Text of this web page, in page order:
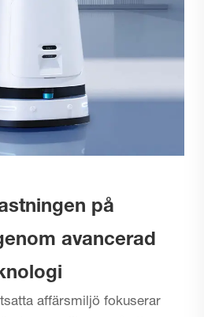
på
avancerad
affärsmiljö fokuserar